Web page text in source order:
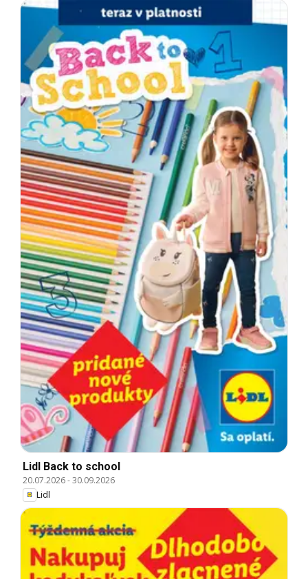
Lidl Back to school
20.07.2026-30.09.2026
Lidl